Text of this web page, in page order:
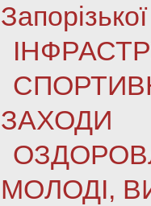
ЗАХОДИ
МОЛОДІ,